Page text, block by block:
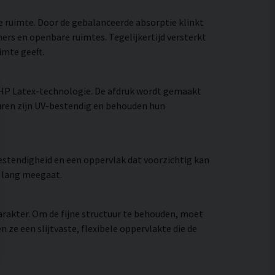
Door de gebalanceerde absorptie klinkt
en openbare ruimtes. Tegelijkertijd versterkt
geeft.
Latex-technologie. De afdruk wordt gemaakt
zijn UV-bestendig en behouden hun
en een oppervlak dat voorzichtig kan
meegaat.
Om de fijne structuur te behouden, moet
ze een slijtvaste, flexibele oppervlakte die de